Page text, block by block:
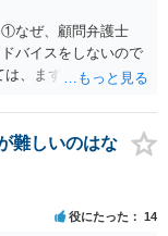
ので顧問弁護士の先
もありますが、最終
こともあります。 ご
問を持ち、それによ
たち行かなくなると
してその旨を伝え、
ょうか。
①なぜ、顧問弁護士
バイスをしないので
、まず基本的に顧問
早めに、決着をつけ
」ということです
士は確かに儲かりま
ことは、着手金を増
期待できないた
弁護士にも損害が増
難しいのはな
役にたった 14